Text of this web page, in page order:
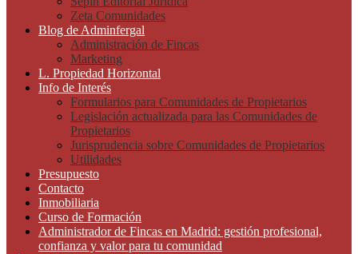
Zeta Comunidades
Blog de Adminfergal
Administración de Fincas
Marketing
L. Propiedad Horizontal
Info de Interés
Formularios para Comunidades de Propietarios
Legislación actualizada para las Comunidades de
Propietarios
Jurisprudencia sobre Comunidades de Propietarios
Utilidades
Presupuesto
Contacto
Inmobiliaria
Curso de Formación
Administrador de Fincas en Madrid: gestión profesional,
confianza y valor para tu comunidad